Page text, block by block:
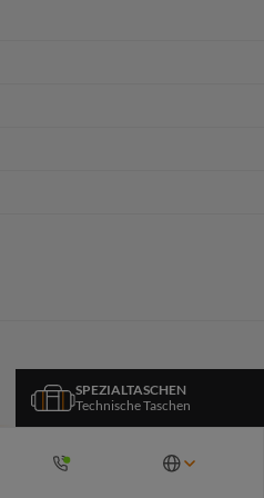
SPEZIALTASCHEN
Technische Taschen
an B2B-Kunden. Alle Preise